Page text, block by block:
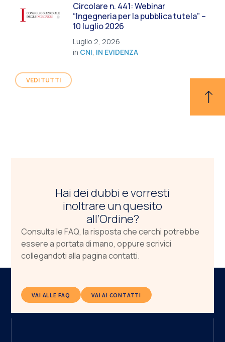
Circolare n. 441: Webinar
“Ingegneria per la pubblica tutela” –
10 luglio 2026
Luglio 2, 2026
in CNI, IN EVIDENZA
VEDI TUTTI
Hai dei dubbi e vorresti
inoltrare un quesito
all’Ordine?
Consulta le FAQ, la risposta che cerchi potrebbe
essere a portata di mano, oppure scrivici
collegandoti alla pagina contatti.
VAI ALLE FAQ VAI AI CONTATTI